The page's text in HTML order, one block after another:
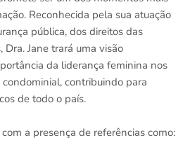
Reconhecida pela sua atuação
pública, dos direitos das
Dra. Jane trará uma visão
da liderança feminina nos
contribuindo para
de todo o país.
a presença de referências como: